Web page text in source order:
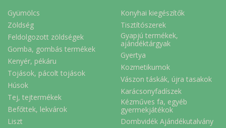
Gyümölcs
Zöldség
Feldolgozott zöldségek
Gomba, gombás termékek
Kenyér, pékáru
Tojások, pácolt tojások
Húsok
Tej, tejtermékek
Befőttek, lekvárok
Liszt
Konyhai kiegészítők
Tisztítószerek
Gyapjú termékek,
ajándéktárgyak
Gyertya
Kozmetikumok
Vászon táskák, újra tasakok
Karácsonyfadíszek
Kézműves fa, egyéb
gyermekjátékok
Dombvidék Ajándékutalvány